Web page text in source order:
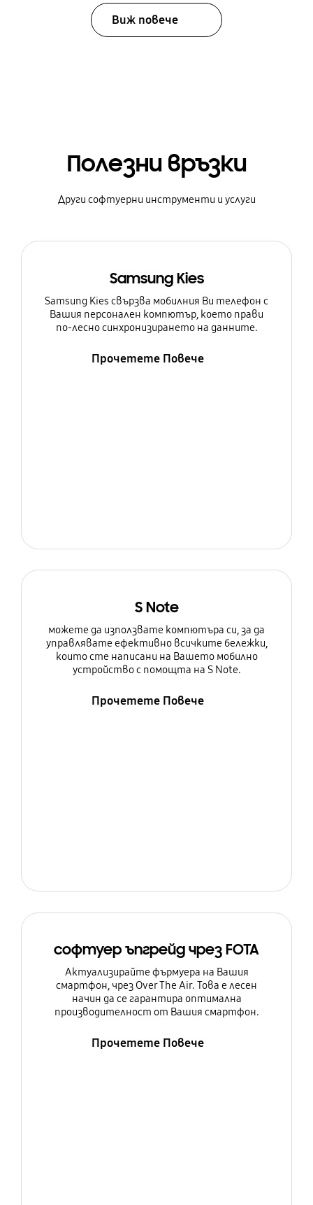
Виж повече
Полезни връзки
Други софтуерни инструменти и услуги
Samsung Kies
Samsung Kies свързва мобилния Ви телефон с
Вашия персонален компютър, което прави
по-лесно синхронизирането на данните.
Прочетете Повече
S Note
можете да използвате компютъра си, за да
управлявате ефективно всичките бележки,
които сте написани на Вашето мобилно
устройство с помощта на S Note.
Прочетете Повече
софтуер ъпгрейд чрез FOTA
Актуализирайте фърмуера на Вашия
смартфон, чрез Over The Air. Това е лесен
начин да се гарантира оптимална
производителност от Вашия смартфон.
Прочетете Повече